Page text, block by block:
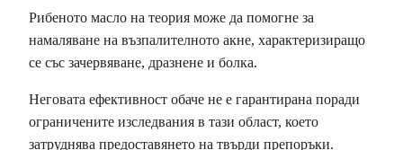
Рибеното масло на теория може да помогне за
намаляване на възпалителното акне, характеризиращо
се със зачервяване, дразнене и болка.
Неговата ефективност обаче не е гарантирана поради
ограничените изследвания в тази област, което
затруднява предоставянето на твърди препоръки.